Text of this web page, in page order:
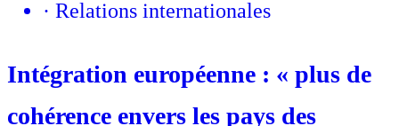
· Relations internationales
Intégration européenne : « plus de
cohérence envers les pays des